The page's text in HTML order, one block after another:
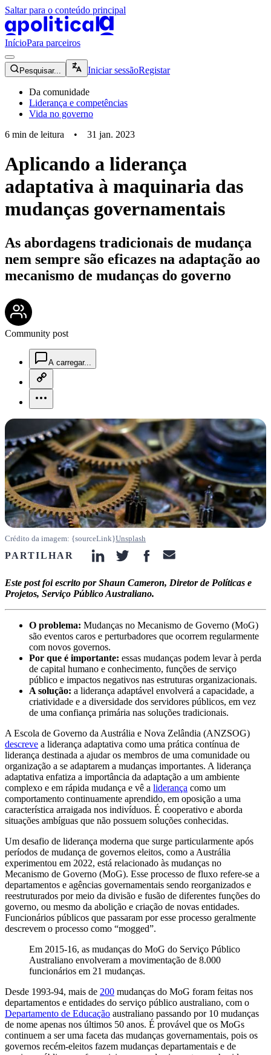
Saltar para o conteúdo principal
apolitical-logo-default
InícioPara parceiros
magnifying-glass-icon
Pesquisar... Iniciar sessãoRegistar
Da comunidade
Liderança e competências
Vida no governo
6 min de leitura • 31 jan. 2023
Aplicando a liderança
adaptativa à maquinaria das
mudanças governamentais
As abordagens tradicionais de mudança
nem sempre são eficazes na adaptação ao
mecanismo de mudanças do governo
Community post
A carregar...
Crédito da imagem: {sourceLink}Unsplash
PARTILHAR linkedin-icon
twitter-iconfacebook-icon
email-icon
Este post foi escrito por Shaun Cameron, Diretor de Políticas e
Projetos, Serviço Público Australiano.
O problema: Mudanças no Mecanismo de Governo (MoG)
são eventos caros e perturbadores que ocorrem regularmente
com novos governos.
Por que é importante: essas mudanças podem levar à perda
de capital humano e conhecimento, funções de serviço
público e impactos negativos nas estruturas organizacionais.
A solução: a liderança adaptável envolverá a capacidade, a
criatividade e a diversidade dos servidores públicos, em vez
de uma confiança primária nas soluções tradicionais.
A Escola de Governo da Austrália e Nova Zelândia (ANZSOG)
descreve a liderança adaptativa como uma prática contínua de
liderança destinada a ajudar os membros de uma comunidade ou
organização a se adaptarem a mudanças importantes. A liderança
adaptativa enfatiza a importância da adaptação a um ambiente
complexo e em rápida mudança e vê a liderança como um
comportamento continuamente aprendido, em oposição a uma
característica arraigada nos indivíduos. É cooperativo e aborda
situações ambíguas que não possuem soluções conhecidas.
Um desafio de liderança moderna que surge particularmente após
períodos de mudança de governos eleitos, como a Austrália
experimentou em 2022, está relacionado às mudanças no
Mecanismo de Governo (MoG). Esse processo de fluxo refere-se a
departamentos e agências governamentais sendo reorganizados e
reestruturados por meio da divisão e fusão de diferentes funções do
governo, ou mesmo da abolição e criação de novas entidades.
Funcionários públicos que passaram por esse processo geralmente
descrevem o processo como “mogged”.
Em 2015-16, as mudanças do MoG do Serviço Público
Australiano envolveram a movimentação de 8.000
funcionários em 21 mudanças.
Desde 1993-94, mais de 200 mudanças do MoG foram feitas nos
departamentos e entidades do serviço público australiano, com o
Departamento de Educação australiano passando por 10 mudanças
de nome apenas nos últimos 50 anos. É provável que os MoGs
continuem a ser uma faceta das mudanças governamentais, pois os
governos recém-eleitos fazem mudanças departamentais e de